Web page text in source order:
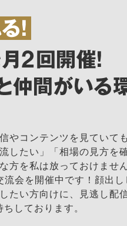
やコンテンツを見ていても
したい」「相場の見方を
方を私は放っておけません
会を開催中です！顔出し
たい方向けに、見逃し配
しております。